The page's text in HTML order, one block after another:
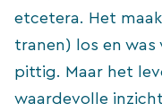
etcetera. Het
tranen) los en
pittig. Maar het
waardevolle